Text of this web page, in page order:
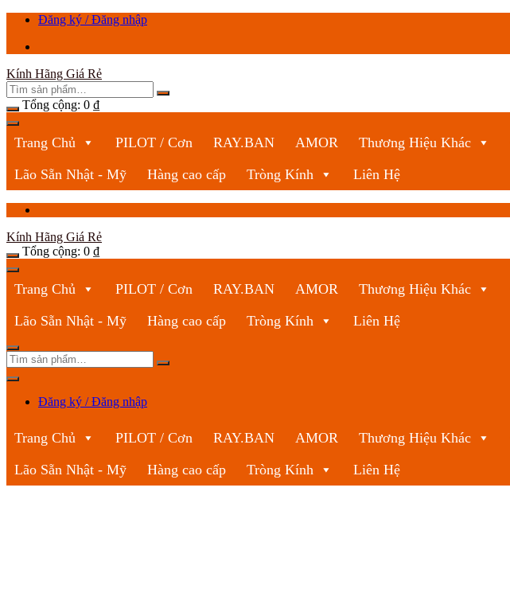
ChuyểnĐăng ký / Đăng nhập
Kính Hãng Giá Rẻ
Tổng cộng: 0 ₫
Trang Chủ PILOT / Cơn RAY.BAN AMOR Thương Hiệu Khác
Lão Sẵn Nhật - Mỹ
Hàng cao cấp Tròng Kính Liên Hệ
Kính Hãng Giá Rẻ
Tổng cộng: 0 ₫
Trang Chủ PILOT / Cơn RAY.BAN AMOR Thương Hiệu Khác
Lão Sẵn Nhật - Mỹ
Hàng cao cấp Tròng Kính Liên Hệ
Đăng ký / Đăng nhập
Trang Chủ PILOT / Cơn RAY.BAN AMOR Thương Hiệu Khác
Lão Sẵn Nhật - Mỹ
Hàng cao cấp Tròng Kính Liên Hệ